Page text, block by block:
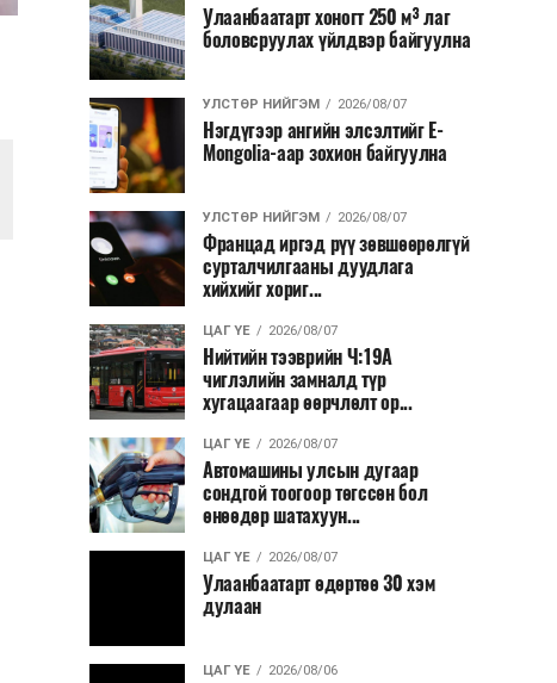
Улаанбаатарт хоногт 250 м³ лаг
боловсруулах үйлдвэр байгуулна
УЛСТӨР НИЙГЭМ 2026/08/07
Нэгдүгээр ангийн элсэлтийг E-
Mongolia-аар зохион байгуулна
УЛСТӨР НИЙГЭМ 2026/08/07
Францад иргэд рүү зөвшөөрөлгүй
сурталчилгааны дуудлага
хийхийг хориг...
ЦАГ ҮЕ 2026/08/07
Нийтийн тээврийн Ч:19А
чиглэлийн замналд түр
хугацаагаар өөрчлөлт ор...
ЦАГ ҮЕ 2026/08/07
Автомашины улсын дугаар
сондгой тоогоор төгссөн бол
өнөөдөр шатахуун...
ЦАГ ҮЕ 2026/08/07
Улаанбаатарт өдөртөө 30 хэм
дулаан
ЦАГ ҮЕ 2026/08/06